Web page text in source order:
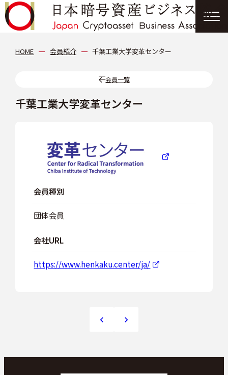
協会について
会員紹介
提言・報告書
スケジュール
HOME 会員紹介 千葉工業大学変革センター
会員一覧
千葉工業大学変革センター
会員種別
団体会員
会社URL
https://www.henkaku.center/ja/